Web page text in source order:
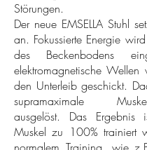
Störungen.
Der neue EMSELLA Stuhl
an. Fokussierte Energie
des Beckenbodens
elektromagnetische Wellen
den Unterleib geschickt.
supramaximale
ausgelöst. Das Ergebnis
Muskel zu 100% trainiert